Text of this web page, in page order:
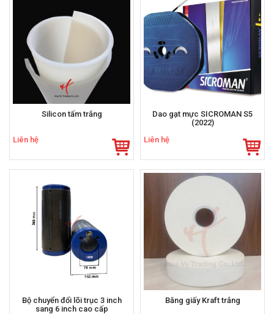
Silicon tấm trắng
Liên hệ
Dao gạt mực SICROMAN S5
(2022)
Liên hệ
Bộ chuyển đổi lõi trục 3 inch
sang 6 inch cao cấp
Băng giấy Kraft trắng